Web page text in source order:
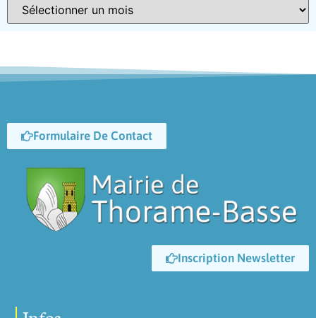
Formulaire De Contact
Inscription Newsletter